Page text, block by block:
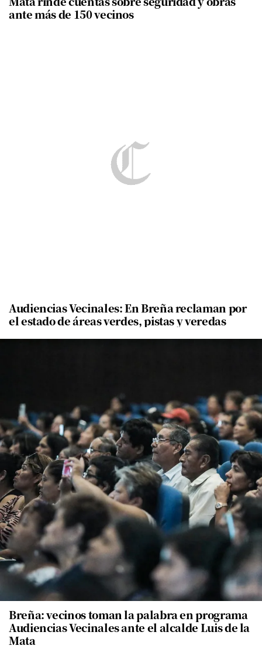
ante más de 150 vecinos
Audiencias Vecinales: En Breña reclaman por
el estado de áreas verdes, pistas y veredas
Breña: vecinos toman la palabra en programa
Audiencias Vecinales ante el alcalde Luis de la
Mata